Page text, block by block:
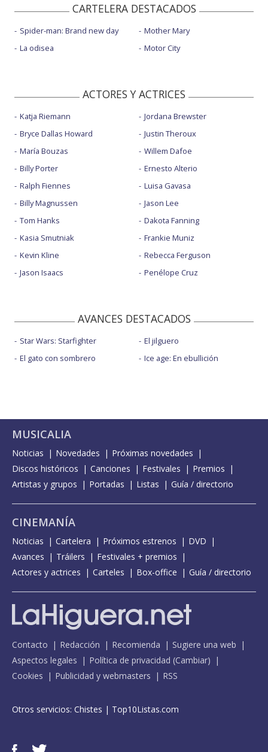
CARTELERA DESTACADOS
Spider-man: Brand new day
La odisea
Mother Mary
Motor City
ACTORES Y ACTRICES
Katja Riemann
Bryce Dallas Howard
María Bouzas
Billy Porter
Ralph Fiennes
Billy Magnussen
Tom Hanks
Kasia Smutniak
Kevin Kline
Jason Isaacs
Jordana Brewster
Justin Theroux
Willem Dafoe
Ernesto Alterio
Luisa Gavasa
Jason Lee
Dakota Fanning
Frankie Muniz
Rebecca Ferguson
Penélope Cruz
AVANCES DESTACADOS
Star Wars: Starfighter
El gato con sombrero
El jilguero
Ice age: En ebullición
MUSICALIA
Noticias Novedades
Próximas novedades
Discos históricos
Canciones Festivales
Premios
Artistas y grupos
Portadas Listas Guía / directorio
CINEMANÍA
Noticias Cartelera Próximos estrenos
DVD
Avances
Tráilers
Festivales + premios
Actores y actrices
Carteles Box-office Guía / directorio
Contacto Redacción Recomienda
Sugiere una web
Aspectos legales
Política de privacidad (Cambiar)
Cookies
Publicidad y webmasters RSS
Otros servicios: Chistes | Top10Listas.com